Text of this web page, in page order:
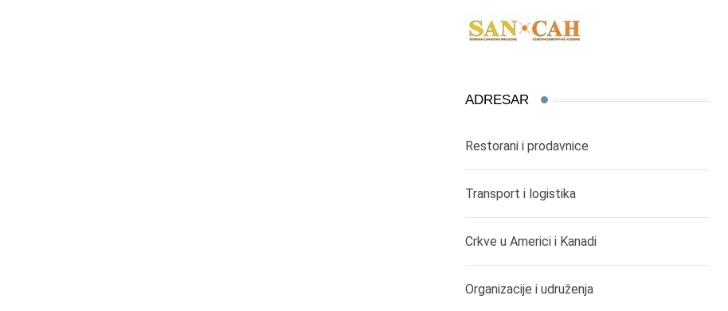
ADRESAR
Restorani i prodavnice
Transport i logistika
Crkve u Americi i Kanadi
Organizacije i udruženja